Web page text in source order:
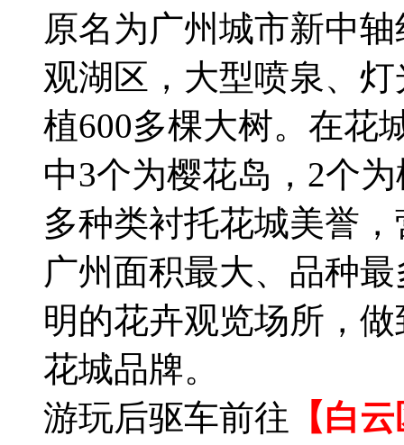
原名为广州城市新中
观湖区，大型喷泉、
植600多棵大树。在花
中3个为樱花岛，2个
多种类衬托花城美誉
广州面积最大、品种
明的花卉观览场所，
花城品牌。
游玩后驱车前往 【白